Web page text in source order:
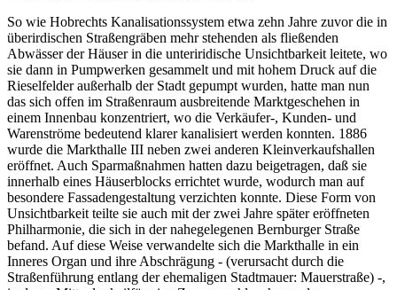
So wie Hobrechts Kanalisationssystem etwa zehn Jahre zuvor die in
überirdischen Straßengräben mehr stehenden als fließenden
Abwässer der Häuser in die unteriridische Unsichtbarkeit leitete, wo
sie dann in Pumpwerken gesammelt und mit hohem Druck auf die
Rieselfelder außerhalb der Stadt gepumpt wurden, hatte man nun
das sich offen im Straßenraum ausbreitende Marktgeschehen in
einem Innenbau konzentriert, wo die Verkäufer-, Kunden- und
Warenströme bedeutend klarer kanalisiert werden konnten. 1886
wurde die Markthalle III neben zwei anderen Kleinverkaufshallen
eröffnet. Auch Sparmaßnahmen hatten dazu beigetragen, daß sie
innerhalb eines Häuserblocks errichtet wurde, wodurch man auf
besondere Fassadengestaltung verzichten konnte. Diese Form von
Unsichtbarkeit teilte sie auch mit der zwei Jahre später eröffneten
Philharmonie, die sich in der nahegelegenen Bernburger Straße
befand. Auf diese Weise verwandelte sich die Markthalle in ein
Inneres Organ und ihre Abschrägung - (verursacht durch die
Straßenführung entlang der ehemaligen Stadtmauer: Mauerstraße) -,